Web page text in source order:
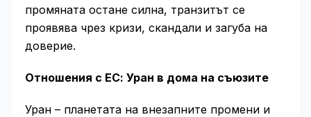
промяната остане силна, транзитът се
проявява чрез кризи, скандали и загуба на
доверие.
Отношения с ЕС: Уран в дома на съюзите
Уран – планетата на внезапните промени и